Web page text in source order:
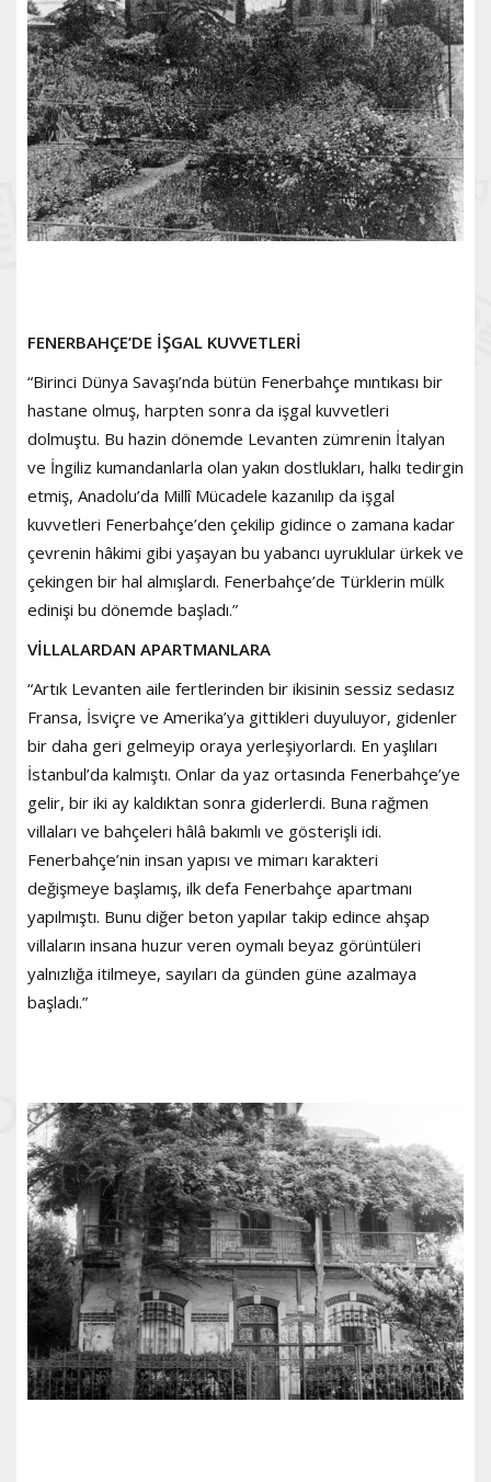
FENERBAHÇE’DE İŞGAL KUVVETLERİ
“Birinci Dünya Savaşı’nda bütün Fenerbahçe mıntıkası bir
hastane olmuş, harpten sonra da işgal kuvvetleri
dolmuştu. Bu hazin dönemde Levanten zümrenin İtalyan
ve İngiliz kumandanlarla olan yakın dostlukları, halkı tedirgin
etmiş, Anadolu’da Millî Mücadele kazanılıp da işgal
kuvvetleri Fenerbahçe’den çekilip gidince o zamana kadar
çevrenin hâkimi gibi yaşayan bu yabancı uyruklular ürkek ve
çekingen bir hal almışlardı. Fenerbahçe’de Türklerin mülk
edinişi bu dönemde başladı.”
VİLLALARDAN APARTMANLARA
“Artık Levanten aile fertlerinden bir ikisinin sessiz sedasız
Fransa, İsviçre ve Amerika’ya gittikleri duyuluyor, gidenler
bir daha geri gelmeyip oraya yerleşiyorlardı. En yaşlıları
İstanbul’da kalmıştı. Onlar da yaz ortasında Fenerbahçe’ye
gelir, bir iki ay kaldıktan sonra giderlerdi. Buna rağmen
villaları ve bahçeleri hâlâ bakımlı ve gösterişli idi.
Fenerbahçe’nin insan yapısı ve mimarı karakteri
değişmeye başlamış, ilk defa Fenerbahçe apartmanı
yapılmıştı. Bunu diğer beton yapılar takip edince ahşap
villaların insana huzur veren oymalı beyaz görüntüleri
yalnızlığa itilmeye, sayıları da günden güne azalmaya
başladı.”